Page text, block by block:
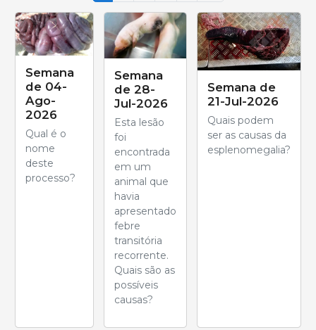
Semana
de 04-
Ago-
2026
Qual é o
nome
deste
processo?
Semana
de 28-
Jul-2026
Esta lesão
foi
encontrada
em um
animal que
havia
apresentado
febre
transitória
recorrente.
Quais são as
possíveis
causas?
Semana de
21-Jul-2026
Quais podem
ser as causas da
esplenomegalia?